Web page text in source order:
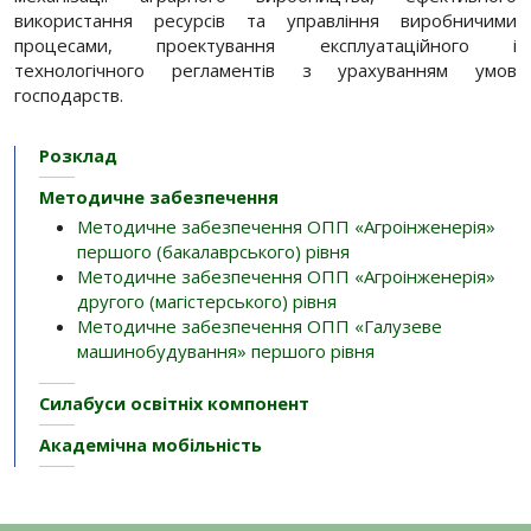
використання ресурсів та управління виробничими
процесами, проектування експлуатаційного і
технологічного регламентів з урахуванням умов
господарств.
Розклад
Методичне забезпечення
Методичне забезпечення ОПП «Агроінженерія»
першого (бакалаврського) рівня
Методичне забезпечення ОПП «Агроінженерія»
другого (магістерського) рівня
Методичне забезпечення ОПП «Галузеве
машинобудування» першого рівня
Силабуси освітніх компонент
Академічна мобільність